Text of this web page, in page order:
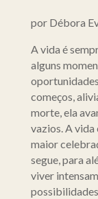
por Débora
A vida é
alguns
começos,
morte, ela
vazios. A vida
maior
segue, para
viver